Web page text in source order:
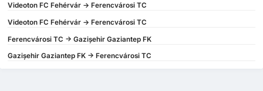
Videoton FC Fehérvár -> Ferencvárosi TC
Videoton FC Fehérvár -> Ferencvárosi TC
Ferencvárosi TC -> Gazişehir Gaziantep FK
Gazişehir Gaziantep FK -> Ferencvárosi TC